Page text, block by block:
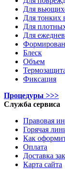
Для
Для тонких
Для
Для
Блеск
Объем
Фиксация
Процедуры >>>
Служба сервиса
Правовая
Горячая
Как
Оплата
Доставка
Карта сайта